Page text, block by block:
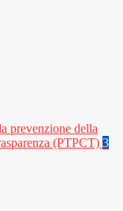
prevenzione della
(PTPCT) 3